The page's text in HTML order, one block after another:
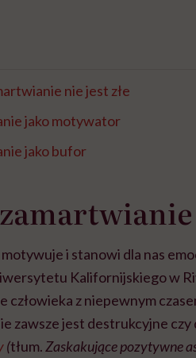
nie jest złe
jako motywator
jako bufor
i stanowi dla nas
Kalifornijskiego w
człowieka z niepewnym
zawsze jest destrukcyjne czy
(tłum. Zaskakujące pozytywne